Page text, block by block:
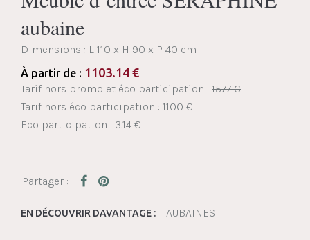
aubaine
Dimensions : L 110 x H 90 x P 40 cm
À partir de : 1103.14 €
Tarif hors promo et éco participation : 1577 €
Tarif hors éco participation : 1100 €
Eco participation : 3.14 €
EN DÉCOUVRIR DAVANTAGE : AUBAINES